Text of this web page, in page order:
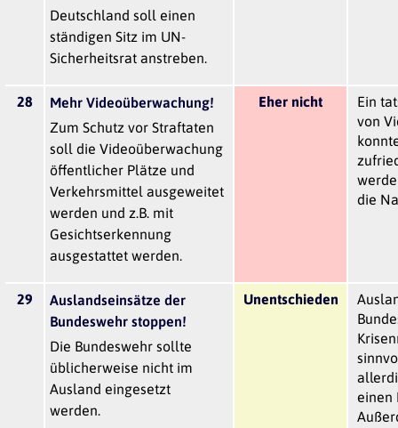
Deutschland soll einen
ständigen Sitz im UN-
Sicherheitsrat anstreben.
28
Mehr Videoüberwachung!
Zum Schutz vor Straftaten
soll die Videoüberwachung
öffentlicher Plätze und
Verkehrsmittel ausgeweitet
werden und z.B. mit
Gesichtserkennung
ausgestattet werden.
Eher nicht
Ein
von
die
29
Auslandseinsätze der
Bundeswehr stoppen!
Die Bundeswehr sollte
üblicherweise nicht im
Ausland eingesetzt
werden.
Unentschieden
einen